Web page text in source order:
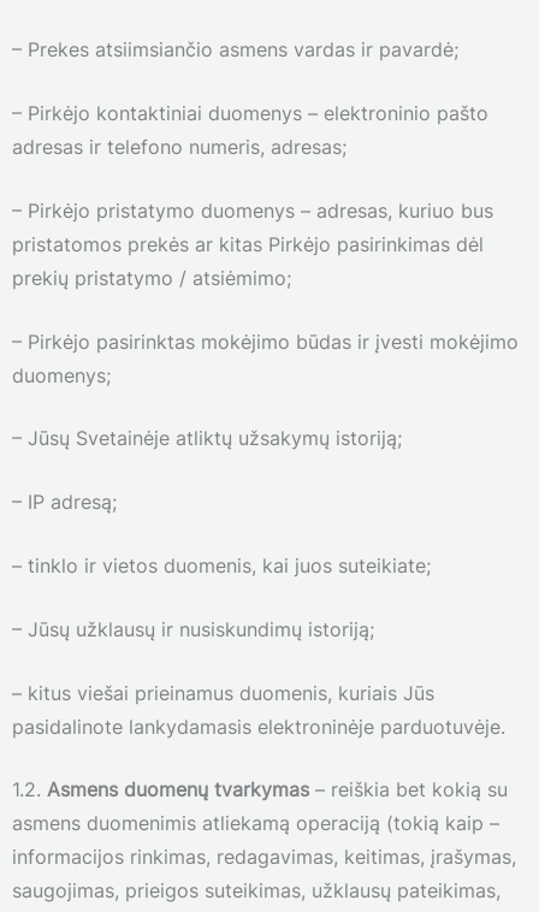
– Prekes atsiimsiančio asmens vardas ir pavardė;
– Pirkėjo kontaktiniai duomenys – elektroninio pašto
adresas ir telefono numeris, adresas;
– Pirkėjo pristatymo duomenys – adresas, kuriuo bus
pristatomos prekės ar kitas Pirkėjo pasirinkimas dėl
prekių pristatymo / atsiėmimo;
– Pirkėjo pasirinktas mokėjimo būdas ir įvesti mokėjimo
duomenys;
– Jūsų Svetainėje atliktų užsakymų istoriją;
– IP adresą;
– tinklo ir vietos duomenis, kai juos suteikiate;
– Jūsų užklausų ir nusiskundimų istoriją;
– kitus viešai prieinamus duomenis, kuriais Jūs
pasidalinote lankydamasis elektroninėje parduotuvėje.
1.2. Asmens duomenų tvarkymas – reiškia bet kokią su
asmens duomenimis atliekamą operaciją (tokią kaip –
informacijos rinkimas, redagavimas, keitimas, įrašymas,
saugojimas, prieigos suteikimas, užklausų pateikimas,